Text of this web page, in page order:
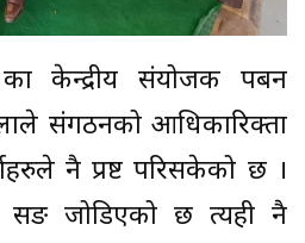
का केन्द्रीय संयोजक पबन
संगठनको आधिकारिक्ता
नै प्रष्ट परिसकेको छ ।
सङ जोडिएको छ त्यही नै